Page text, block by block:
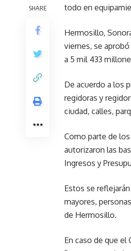
SHARE
todo en
Hermosillo,
viernes, se
a 5 mil 433
De acuerdo a los
regidoras y
ciudad, calles,
Como parte de
autorizaron las
Ingresos y
Estos se
mayores,
de Hermosillo.
En caso de que